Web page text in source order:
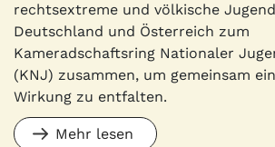
rechtsextreme und völkische
Deutschland und Österreich zum
Kameradschaftsring Nationaler
(KNJ) zusammen, um gemeinsam
Wirkung zu entfalten.
Mehr lesen